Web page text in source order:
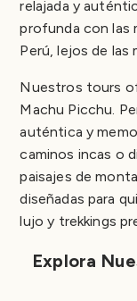
relajada y
profunda con las
Perú, lejos de las
Nuestros tours
Machu Picchu.
auténtica y
caminos incas o
paisajes de
diseñadas para
lujo y trekkings
Explora